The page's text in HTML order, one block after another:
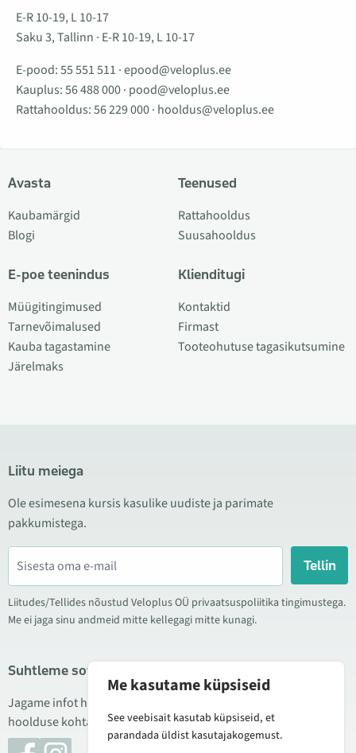
E-R 10-19, L 10-17
Saku 3, Tallinn · E-R 10-19, L 10-17
E-pood:55 551 511 ·epood@veloplus.ee
Kauplus:56 488 000· pood@veloplus.ee
Rattahooldus:56 229 000· hooldus@veloplus.ee
Avasta
Kaubamärgid
Blogi
E-poe teenindus
Müügitingimused
Tarnevõimalused
Kauba tagastamine
Järelmaks
Teenused
Rattahooldus
Suusahooldus
Klienditugi
Kontaktid
Firmast
Tooteohutuse tagasikutsumine
Liitu meiega
Ole esimesena kursis kasulike uudiste ja parimate
pakkumistega.
Tellin
Liitudes/Tellides nõustud Veloplus OÜ privaatsuspoliitika tingimustega.
Me ei jaga sinu andmeid mitte kellegagi mitte kunagi.
Suhtleme sotsiaalmeedias
Jagame infot hea hinna kampaaniate, uute toodete ning
hoolduse kohta. Mõnikord teeme ka tooteülevaateid.
Me kasutame küpsiseid
See veebisait kasutab küpsiseid, et
parandada üldist kasutajakogemust.